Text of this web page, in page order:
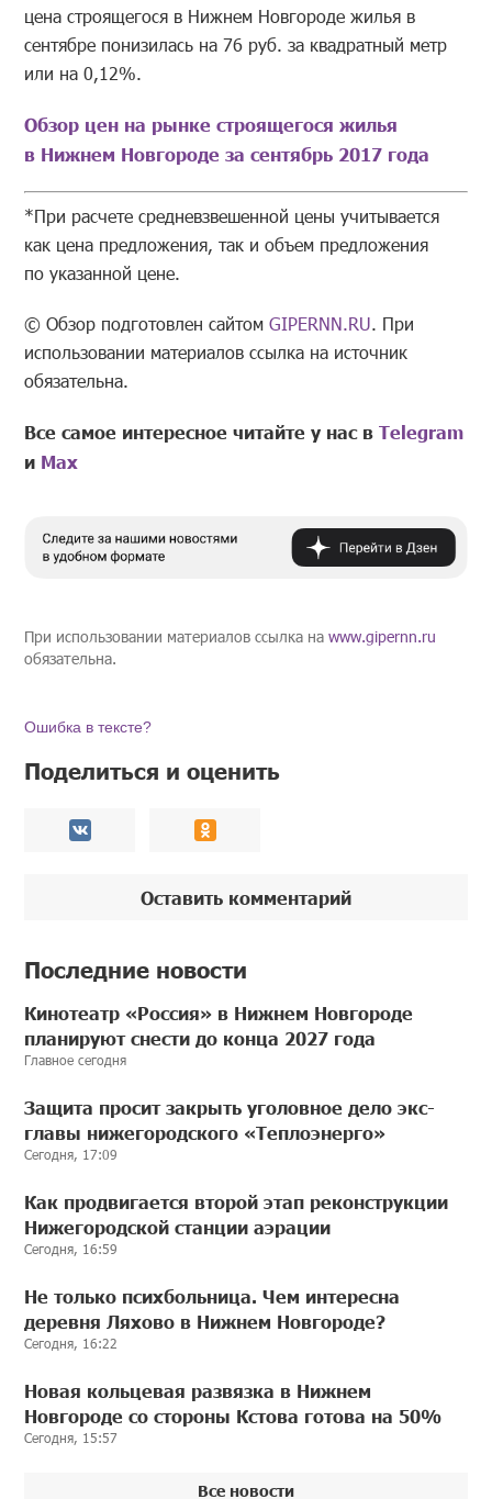
Сормовский 53074
цена строящегося в Нижнем Новгороде жилья в
сентябре понизилась на 76 руб. за квадратный метр
или на 0,12%.
Обзор цен на рынке строящегося жилья
в Нижнем Новгороде за сентябрь 2017 года
*При расчете средневзвешенной цены учитывается
как цена предложения, так и объем предложения
по указанной цене.
© Обзор подготовлен сайтомGIPERNN.RU. При
использовании материалов ссылка на источник
обязательна.
Все самое интересное читайте у нас вTelegram
и Mах
При использовании материалов ссылка наwww.gipernn.ru
обязательна.
Ошибка в тексте?
Поделиться и оценить
Оставить комментарий
Последние новости
Кинотеатр «Россия» в Нижнем Новгороде
планируют снести до конца 2027 года
Главное сегодня
Защита просит закрыть уголовное дело экс-
главы нижегородского «Теплоэнерго»
Сегодня, 17:09
Как продвигается второй этап реконструкции
Нижегородской станции аэрации
Сегодня, 16:59
Не только психбольница. Чем интересна
деревня Ляхово в Нижнем Новгороде?
Сегодня, 16:22
Новая кольцевая развязка в Нижнем
Новгороде со стороны Кстова готова на 50%
Сегодня, 15:57
Все новости